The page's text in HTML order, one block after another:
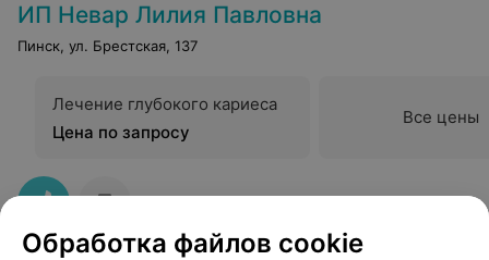
ИП Невар Лилия Павловна
Пинск, ул. Брестская, 137
Лечение глубокого кариеса
Цена по запросу
Все цены
Обработка файлов cookie